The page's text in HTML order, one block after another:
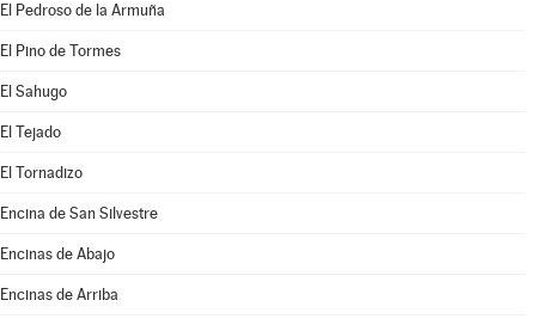
El Pedroso de la Armuña
El Pino de Tormes
El Sahugo
El Tejado
El Tornadizo
Encina de San Silvestre
Encinas de Abajo
Encinas de Arriba